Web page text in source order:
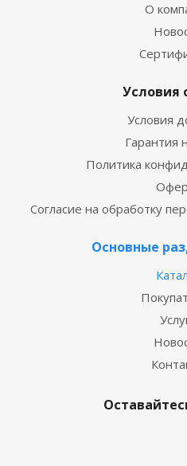
О
Условия
Условия
Гарантия
Политика
Согласие на обработку
Основные